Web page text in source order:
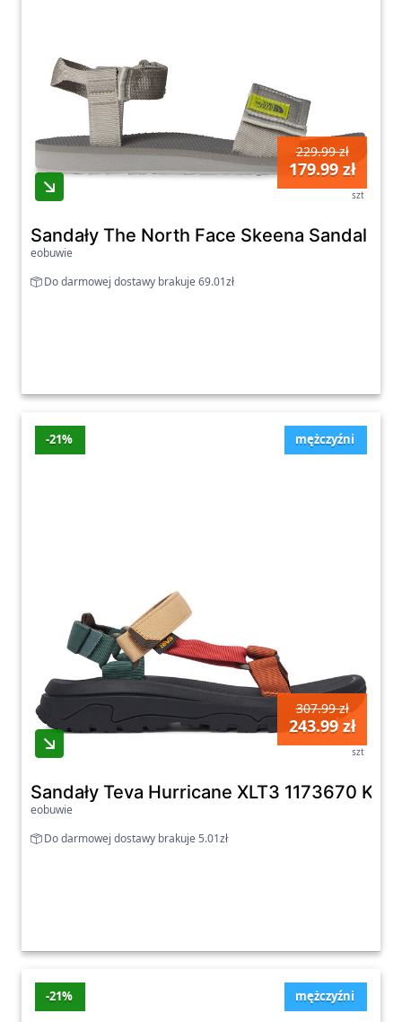
229.99 zł
179.99 zł
szt
Sandały The North Face Skeena Sandal II
eobuwie
Do darmowej dostawy brakuje 69.01zł
mężczyźni
-21%
307.99 zł
243.99 zł
szt
Sandały Teva Hurricane XLT3 1173670
eobuwie
Do darmowej dostawy brakuje 5.01zł
mężczyźni
-21%